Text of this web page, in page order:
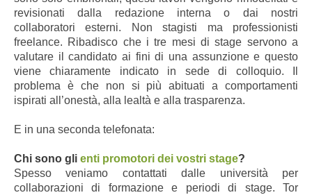
revisionati dalla redazione interna o dai nostri
collaboratori esterni. Non stagisti ma professionisti
freelance. Ribadisco che i tre mesi di stage servono a
valutare il candidato ai fini di una assunzione e questo
viene chiaramente indicato in sede di colloquio. Il
problema è che non si più abituati a comportamenti
ispirati all’onestà, alla lealtà e alla trasparenza.
E in una seconda telefonata:
Chi sono gli enti promotori dei vostri stage?
Spesso veniamo contattati dalle università per
collaborazioni di formazione e periodi di stage. Tor